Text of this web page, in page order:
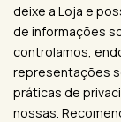
deixe a Loja e
de informações
controlamos,
representações
práticas de
nossas.